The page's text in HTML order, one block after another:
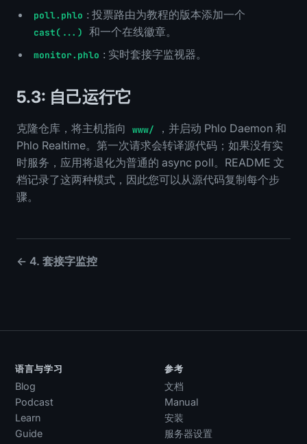
poll.phlo : 投票路由为教程的版本添加一个
cast(...) 和一个在线徽章。
monitor.phlo : 实时套接字监视器。
5.3: 自己运行它
克隆仓库，将主机指向 www/
，并启动 Phlo Daemon 和
Phlo Realtime。第一次请求会转译源代码；如果没有实
时服务，应用将退化为普通的 async poll。README 文
档记录了这两种模式，因此您可以从源代码复制每个步
骤。
← 4. 套接字监控
语言与学习
Blog
Podcast
Learn
Guide
参考
文档
Manual
安装
服务器设置